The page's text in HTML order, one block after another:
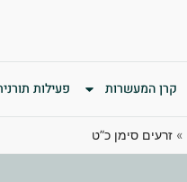
קרן המעשרות פעילות
» זרעים סימן כ”ט